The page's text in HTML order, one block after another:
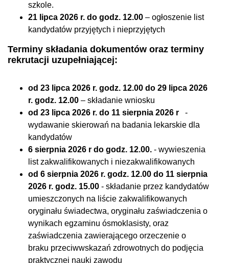
szkole.
21 lipca 2026 r. do godz. 12.00 – ogłoszenie list
kandydatów przyjętych i nieprzyjętych
Terminy składania dokumentów oraz terminy
rekrutacji uzupełniającej:
od 23 lipca 2026 r. godz. 12.00 do 29 lipca 2026
r. godz. 12.00 – składanie wniosku
od 23 lipca 2026 r. do 11 sierpnia 2026 r -
wydawanie skierowań na badania lekarskie dla
kandydatów
6 sierpnia 2026 r do godz. 12.00. - wywieszenia
list zakwalifikowanych i niezakwalifikowanych
od 6 sierpnia 2026 r. godz. 12.00 do 11 sierpnia
2026 r. godz. 15.00 - składanie przez kandydatów
umieszczonych na liście zakwalifikowanych
oryginału świadectwa, oryginału zaświadczenia o
wynikach egzaminu ósmoklasisty, oraz
zaświadczenia zawierającego orzeczenie o
braku przeciwwskazań zdrowotnych do podjęcia
praktycznej nauki zawodu